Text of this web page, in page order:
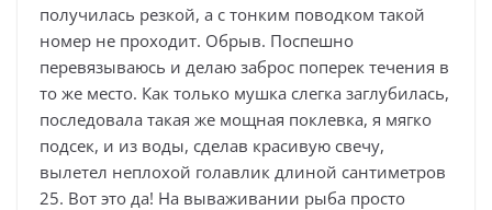
получилась резкой, а с тонким поводком такой
номер не проходит. Обрыв. Поспешно
перевязываюсь и делаю заброс поперек течения в
то же место. Как только мушка слегка заглубилась,
последовала такая же мощная поклевка, я мягко
подсек, и из воды, сделав красивую свечу,
вылетел неплохой голавлик длиной сантиметров
25. Вот это да! На вываживании рыба просто